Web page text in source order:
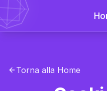
Torna alla Home